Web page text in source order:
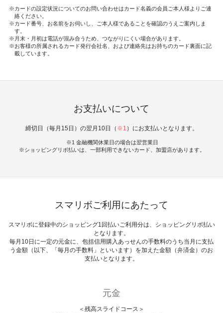
カードの設定状況についてのお問い合わせはカード名義の会員ご本人様よりご連
絡ください。
カード番号、お名前をお伺いし、ご本人様であることを確認のうえご案内しま
す。
月末・月初は電話が混み合うため、つながりにくい場合があります。
お客様の所属されるカード発行会社名、および連絡先はお持ちのカード裏面に記
載しています。
お支払いについて
締切日（毎月15日）の翌月10日（ ※1 ）にお支払いとなります。
1 金融機関休業日の場合は翌営業日
ショッピングリボ払いは、一部利用できないカード、加盟店があります。
スマリボご利用にあたって
スマリボに登録中のショッピング1回払いご利用分は、ショッピングリボ払い
となります。
毎月10日に一定の元金に、包括信用購入あっせんの手数料のうち当月に支払
う金額（以下、「毎月の手数料」といいます）を加えた金額（弁済金）のお
支払いとなります。
元金
＜残高スライドコース＞